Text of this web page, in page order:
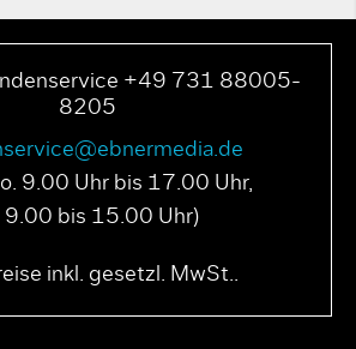
+49 731 88005-
8205
9.00 Uhr bis 17.00 Uhr,
9.00 bis 15.00 Uhr)
inkl. gesetzl. MwSt..